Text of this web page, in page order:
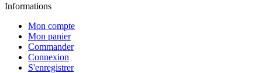
Informations
Mon compte
Mon panier
Commander
Connexion
S'enregistrer